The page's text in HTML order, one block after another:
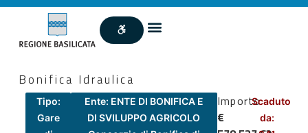
Bonifica Idraulica
Tipo:
Gare
Ente: ENTE DI BONIFICA E
DI SVILUPPO AGRICOLO
Importo
€
Scaduto
da: